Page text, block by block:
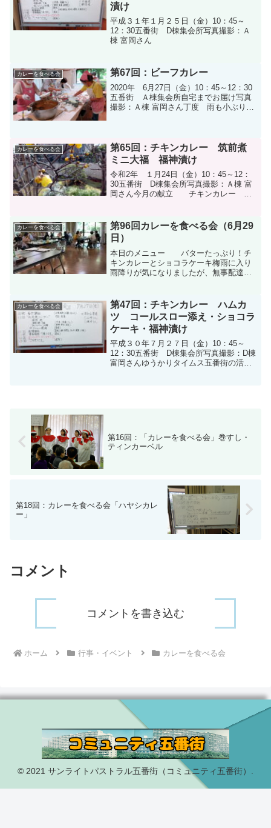
漬け
平成３１年１月２５日（金）10：45～
12：30五番街 D棟集会所写真撮影：Ａ
棟 富岡さん
カレーを食べる会 第67回：ビーフカレー
2020年 6月27日（金）10：45～12：30
五番街 Ａ棟集会所自宅までお届け写真
撮影：Ａ棟 富岡さん丁度 雨も小ぶりで
カレーを食べる会
第65回：チキンカレー 筑前煮
ミニ大福 福神漬け
令和2年 １月24日（金）10：45～12：
30五番街 D棟集会所写真撮影：Ａ棟 富
岡さん今月の献立 チキンカレー 筑
カレーを食べる会
第96回カレーを食べる会（6月29
日）
本日のメニュー バターたっぷり！チ
キンカレーとショコラケーキ梅雨に入り
雨降りが気になりましたが、無事配達で
での会食ですが、コロナウイルスの流行
の兆しが見えてきました...
カレーを食べる会
第47回：チキンカレー ハムカ
ツ コールスロー添え・ショコラ
ケーキ・福神漬け
平成３０年７月２７日（金）10：45～
12：30五番街 D棟集会所写真撮影：D棟
富岡さんゆうかりタイムス五番街の活動
第16回：「カレーを食べる会」巻すし・
ティンカーベル
第18回：カレーを食べる会「ハヤシカレ
ー」
コメント
コメントを書き込む
ホーム 行事・イベント カレーを食べる会
© 2021 サンライトパストラル五番街（コミュニティ五番街）.